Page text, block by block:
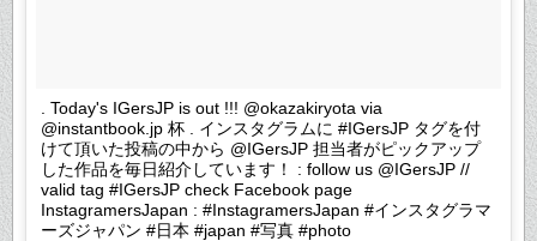
. Today's IGersJP is out !!! @okazakiryota via
@instantbook.jp 杯 . インスタグラムに #IGersJP タグを付
けて頂いた投稿の中から @IGersJP 担当者がピックアップ
した作品を毎日紹介しています！ : follow us @IGersJP //
valid tag #IGersJP check Facebook page
InstagramersJapan : #InstagramersJapan #インスタグラマ
ーズジャパン #日本 #japan #写真 #photo